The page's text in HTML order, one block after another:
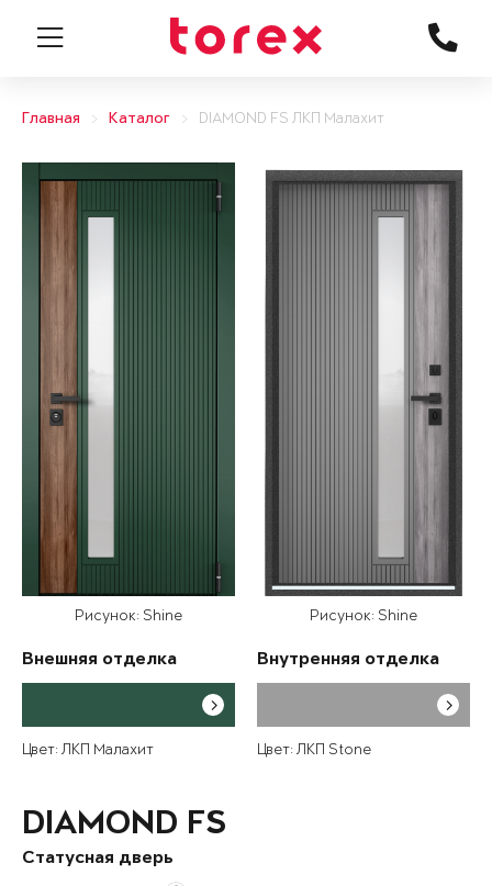
Главная Каталог DIAMOND FS ЛКП Малахит
Рисунок: Shine
Внешняя отделка
Цвет: ЛКП Малахит
Рисунок: Shine
Внутренняя отделка
Цвет: ЛКП Stone
DIAMOND FS
Статусная дверь